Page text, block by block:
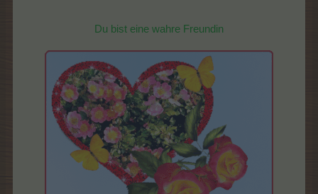
Du bist eine wahre Freundin